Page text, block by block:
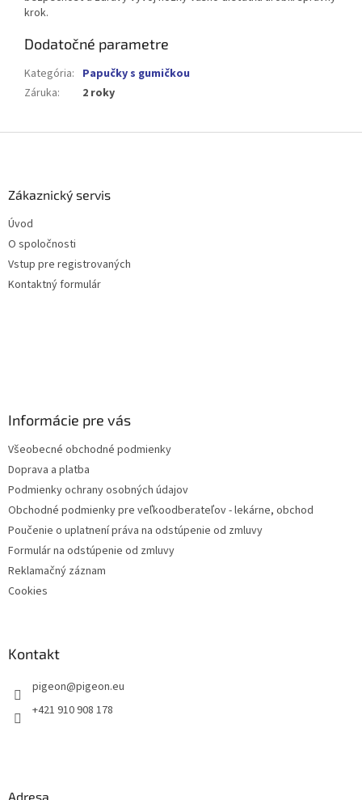
krok.
Dodatočné parametre
Kategória: Papučky s gumičkou
Záruka: 2 roky
Zákaznický servis
Úvod
O spoločnosti
Vstup pre registrovaných
Kontaktný formulár
Informácie pre vás
Všeobecné obchodné podmienky
Doprava a platba
Podmienky ochrany osobných údajov
Obchodné podmienky pre veľkoodberateľov - lekárne, obchod
Poučenie o uplatnení práva na odstúpenie od zmluvy
Formulár na odstúpenie od zmluvy
Reklamačný záznam
Cookies
Kontakt
pigeon@pigeon.eu
+421 910 908 178
Adresa